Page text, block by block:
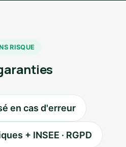
RISQUE
en cas d'erreur
+ INSEE · RGPD